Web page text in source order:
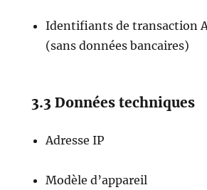
Identifiants de transaction
(sans données bancaires)
3.3 Données techniques
Adresse IP
Modèle d’appareil